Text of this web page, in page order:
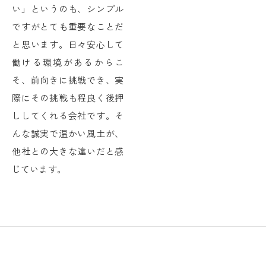
い」というのも、シンプル
ですがとても重要なことだ
と思います。日々安心して
働ける環境があるからこ
そ、前向きに挑戦でき、実
際にその挑戦も程良く後押
ししてくれる会社です。そ
んな誠実で温かい風土が、
他社との大きな違いだと感
じています。